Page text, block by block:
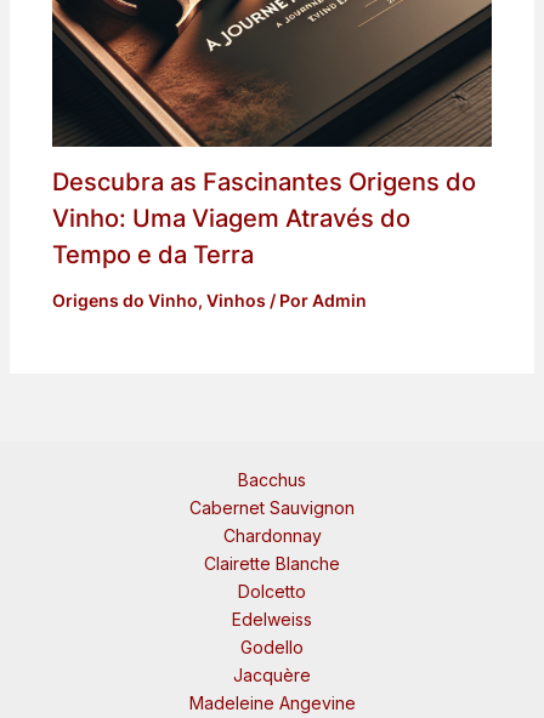
Descubra as Fascinantes Origens do
Vinho: Uma Viagem Através do
Tempo e da Terra
Origens do Vinho, Vinhos / PorAdmin
Bacchus
Cabernet Sauvignon
Chardonnay
Clairette Blanche
Dolcetto
Edelweiss
Godello
Jacquère
Madeleine Angevine